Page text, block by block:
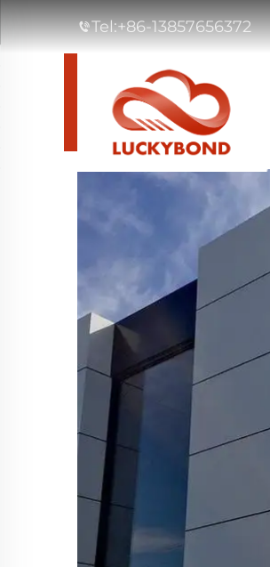
Tel:+86-13857656372